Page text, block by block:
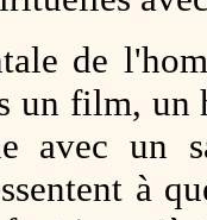
de
un film, un
avec un
à